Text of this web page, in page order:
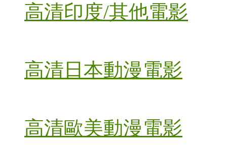
高清印度/其他電影
高清日本動漫電影
高清歐美動漫電影